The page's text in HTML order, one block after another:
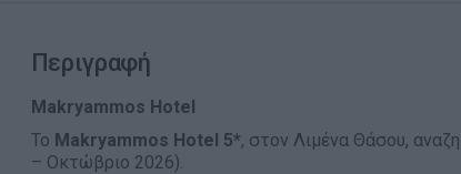
Περιγραφή
Makryammos Hotel
Το Makryammos Hotel 5*, στον Λιμένα Θάσου,
– Οκτώβριο 2026).